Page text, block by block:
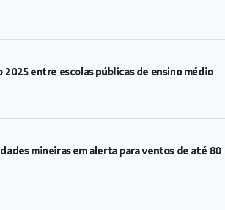
2025 entre escolas públicas de ensino médio
mineiras em alerta para ventos de até 80